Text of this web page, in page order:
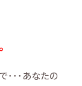
･･･あなたの